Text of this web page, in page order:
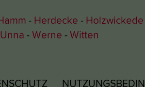
Herdecke Holzwickede
Unna Werne Witten